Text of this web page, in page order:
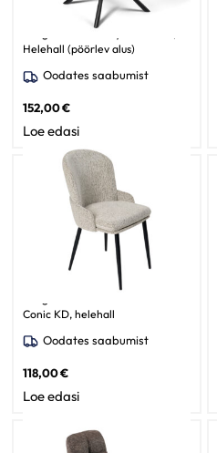
Helehall (pöörlev alus)
Oodates saabumist
152,00€
Loe edasi
Conic KD, helehall
Oodates saabumist
118,00€
Loe edasi